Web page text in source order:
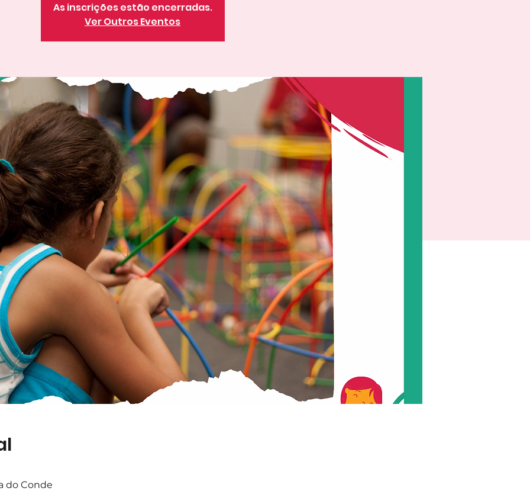
As inscrições estão encerradas.
Ver Outros Eventos
do Conde